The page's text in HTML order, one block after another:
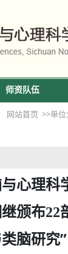
师资队伍
网站首页 >>单
心理科
颁布22
脑研究